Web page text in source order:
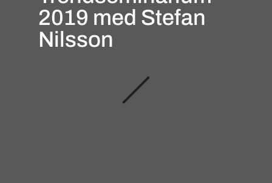
2019 med Stefan
Nilsson